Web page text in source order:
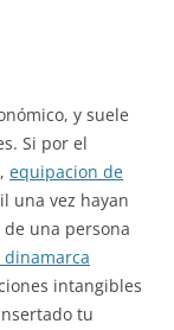
y suele
Si por el
equipacion de
una vez hayan
una persona
intangibles
tu